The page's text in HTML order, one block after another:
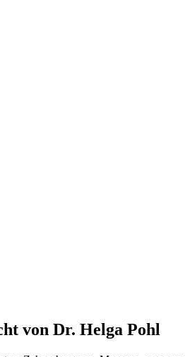
von Dr. Helga Pohl